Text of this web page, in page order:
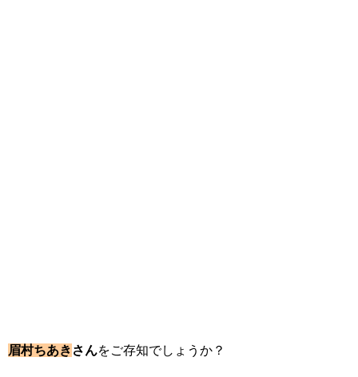
眉村ちあき さんをご存知でしょうか？